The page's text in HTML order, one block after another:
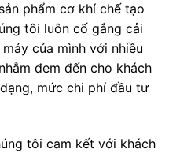
phẩm cơ khí chế tạo
tôi luôn cố gắng cải
của mình với nhiều
đem đến cho khách
mức chi phí đầu tư
tôi cam kết với khách